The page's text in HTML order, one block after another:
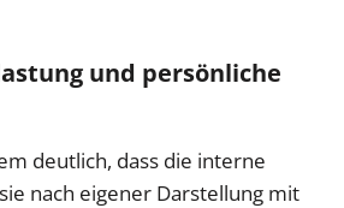
und persönliche
deutlich, dass die interne
nach eigener Darstellung mit